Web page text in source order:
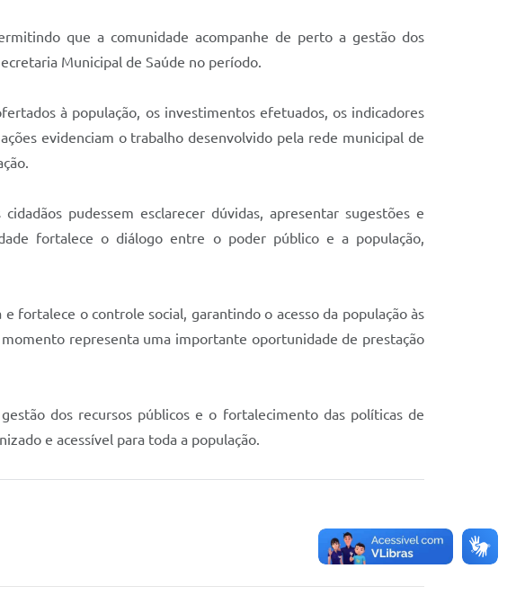
que a comunidade acompanhe de perto a gestão dos
Municipal de Saúde no período.
à população, os investimentos efetuados, os indicadores
evidenciam o trabalho desenvolvido pela rede municipal de
pudessem esclarecer dúvidas, apresentar sugestões e
fortalece o diálogo entre o poder público e a população,
fortalece o controle social, garantindo o acesso da população às
representa uma importante oportunidade de prestação
dos recursos públicos e o fortalecimento das políticas de
e acessível para toda a população.